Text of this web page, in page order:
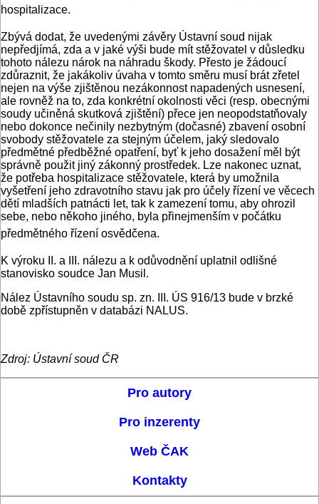
hospitalizace.
Zbývá dodat, že uvedenými závěry Ústavní soud nijak
nepředjímá, zda a v jaké výši bude mít stěžovatel v důsledku
tohoto nálezu nárok na náhradu škody. Přesto je žádoucí
zdůraznit, že jakákoliv úvaha v tomto směru musí brát zřetel
nejen na výše zjištěnou nezákonnost napadených usnesení,
ale rovněž na to, zda konkrétní okolnosti věci (resp. obecnými
soudy učiněná skutková zjištění) přece jen neopodstatňovaly
nebo dokonce nečinily nezbytným (dočasné) zbavení osobní
svobody stěžovatele za stejným účelem, jaký sledovalo
předmětné předběžné opatření, byť k jeho dosažení měl být
správně použit jiný zákonný prostředek. Lze nakonec uznat,
že potřeba hospitalizace stěžovatele, která by umožnila
vyšetření jeho zdravotního stavu jak pro účely řízení ve věcech
dětí mladších patnácti let, tak k zamezení tomu, aby ohrozil
sebe, nebo někoho jiného, byla přinejmenším v počátku
předmětného řízení osvědčena.
K výroku II. a III. nálezu a k odůvodnění uplatnil odlišné
stanovisko soudce Jan Musil.
Nález Ústavního soudu sp. zn. III. ÚS 916/13 bude v brzké
době zpřístupněn v databázi NALUS.
Zdroj: Ústavní soud ČR
Pro autory
Pro inzerenty
Web ČAK
Kontakty